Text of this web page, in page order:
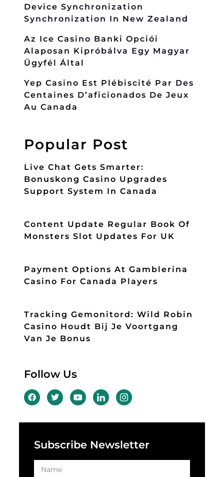
Device Synchronization
Synchronization In New Zealand
Az Ice Casino Banki Opciói
Alaposan Kipróbálva Egy Magyar
Ügyfél Által
Yep Casino Est Plébiscité Par Des
Centaines D’aficionados De Jeux
Au Canada
Popular Post
Live Chat Gets Smarter:
Bonuskong Casino Upgrades
Support System In Canada
Content Update Regular Book Of
Monsters Slot Updates For UK
Payment Options At Gamblerina
Casino For Canada Players
Tracking Gemonitord: Wild Robin
Casino Houdt Bij Je Voortgang
Van Je Bonus
Follow Us
Subscribe Newsletter